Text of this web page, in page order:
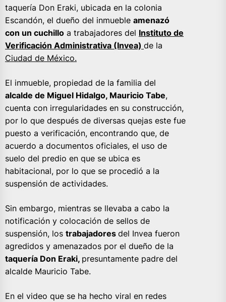
taquería Don Eraki, ubicada en la colonia
Escandón, el dueño del inmueble amenazó
con un cuchillo a trabajadores del Instituto de
Verificación Administrativa (Invea) de la
Ciudad de México.
El inmueble, propiedad de la familia del
alcalde de Miguel Hidalgo, Mauricio Tabe,
cuenta con irregularidades en su construcción,
por lo que después de diversas quejas este fue
puesto a verificación, encontrando que, de
acuerdo a documentos oficiales, el uso de
suelo del predio en que se ubica es
habitacional, por lo que se procedió a la
suspensión de actividades.
Sin embargo, mientras se llevaba a cabo la
notificación y colocación de sellos de
suspensión, los trabajadores del Invea fueron
agredidos y amenazados por el dueño de la
taquería Don Eraki, presuntamente padre del
alcalde Mauricio Tabe.
En el video que se ha hecho viral en redes